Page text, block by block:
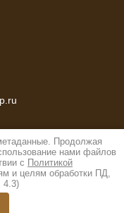
Продолжая
нами файлов
с Политикой
и целям обработки ПД,
4.3)